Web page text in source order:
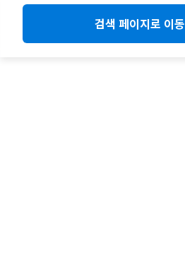
검색 페이지로 이동